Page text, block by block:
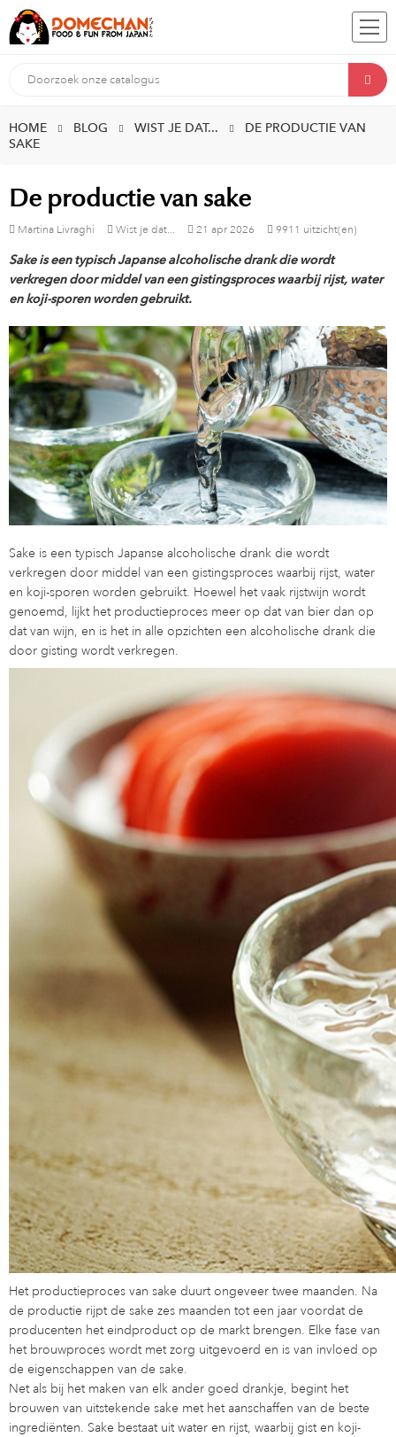
HOME BLOG WIST JE DAT...
DE PRODUCTIE VAN
SAKE
De productie van sake
Martina Livraghi Wist je dat... 21 apr 2026 9911 uitzicht(en)
Sake is een typisch Japanse alcoholische drank die wordt
verkregen door middel van een gistingsproces waarbij rijst, water
en koji-sporen worden gebruikt.
Sake is een typisch Japanse alcoholische drank die wordt
verkregen door middel van een gistingsproces waarbij rijst, water
en koji-sporen worden gebruikt. Hoewel het vaak rijstwijn wordt
genoemd, lijkt het productieproces meer op dat van bier dan op
dat van wijn, en is het in alle opzichten een alcoholische drank die
door gisting wordt verkregen.
Het productieproces van sake duurt ongeveer twee maanden. Na
de productie rijpt de sake zes maanden tot een jaar voordat de
producenten het eindproduct op de markt brengen. Elke fase van
het brouwproces wordt met zorg uitgevoerd en is van invloed op
de eigenschappen van de sake.
Net als bij het maken van elk ander goed drankje, begint het
brouwen van uitstekende sake met het aanschaffen van de beste
ingrediënten. Sake bestaat uit water en rijst, waarbij gist en koji-